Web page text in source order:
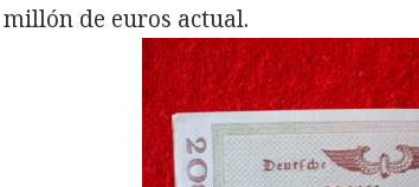
millón de euros actual.